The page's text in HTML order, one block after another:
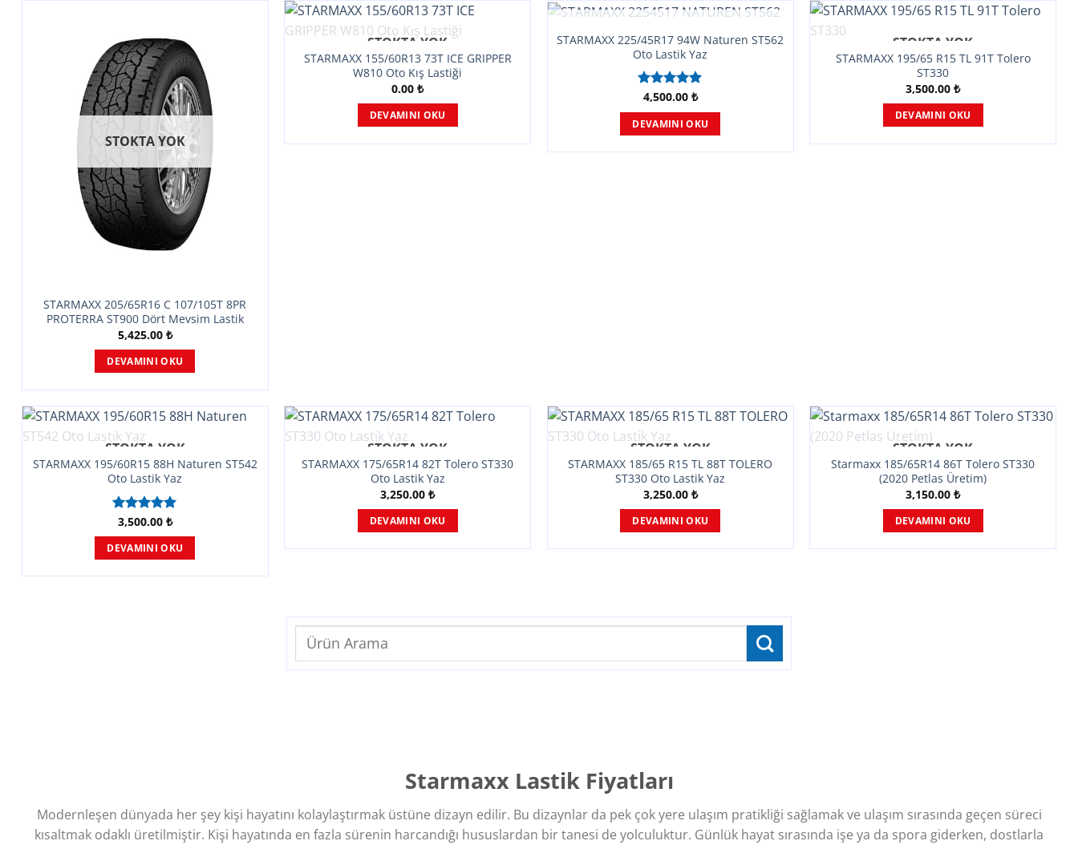
STOKTA YOK
STARMAXX 205/65R16 C 107/105T 8PR
PROTERRA ST900 Dört Mevsim Lastik
5,425.00 ₺
DEVAMINI OKU
STOKTA YOK
STARMAXX 155/60R13 73T ICE GRIPPER
W810 Oto Kış Lastiği
0.00₺
DEVAMINI OKU
STOKTA YOK
STARMAXX 225/45R17 94W Naturen ST562
Oto Lastik Yaz
5 üzerinden
aldı
4,500.00 ₺
DEVAMINI OKU
STOKTA YOK
STARMAXX 195/65 R15 TL 91T Tolero
ST330
3,500.00₺
DEVAMINI OKU
STOKTA YOK
STARMAXX 195/60R15 88H Naturen ST542
Oto Lastik Yaz
5 üzerinden
5.00oy
aldı
3,500.00 ₺
DEVAMINI OKU
STOKTA YOK
STARMAXX 175/65R14 82T Tolero ST330
Oto Lastik Yaz
3,250.00₺
DEVAMINI OKU
STOKTA YOK
STARMAXX 185/65 R15 TL 88T TOLERO
ST330 Oto Lastik Yaz
3,250.00 ₺
DEVAMINI OKU
STOKTA YOK
Starmaxx 185/65R14 86T Tolero ST330
(2020 Petlas Üretim)
3,150.00₺
DEVAMINI OKU
Ara:
Starmaxx Lastik Fiyatları
Modernleşen dünyada her şey kişi hayatını kolaylaştırmak üstüne dizayn edilir. Bu dizaynlar da pek çok yere ulaşım pratikliği sağlamak ve ulaşım sırasında geçen süreci
kısaltmak odaklı üretilmiştir. Kişi hayatında en fazla sürenin harcandığı hususlardan bir tanesi de yolculuktur. Günlük hayat sırasında işe ya da spora giderken, dostlarla